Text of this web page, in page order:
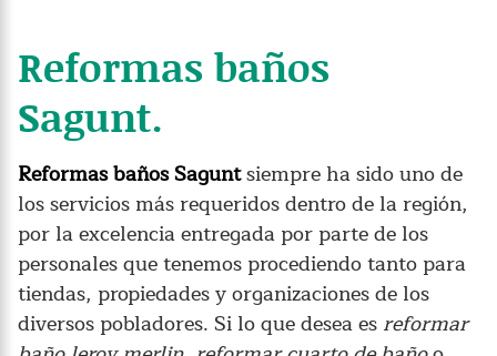
Reformas baños
Sagunt.
Reformas baños Saguntsiempre ha sido uno de
los servicios más requeridos dentro de la región,
por la excelencia entregada por parte de los
personales que tenemos procediendo tanto para
tiendas, propiedades y organizaciones de los
diversos pobladores. Si lo que desea es reformar